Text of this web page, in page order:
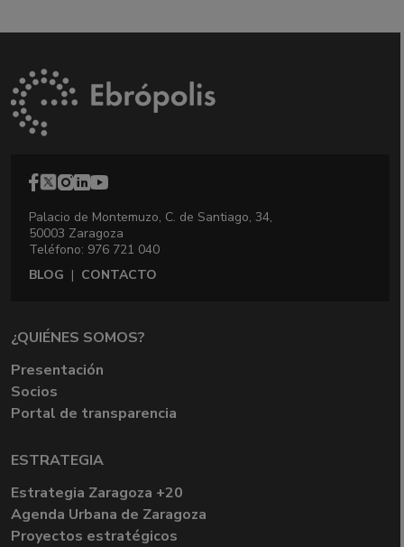
Palacio de Montemuzo, C. de Santiago, 34,
50003 Zaragoza
Teléfono: 976 721 040
BLOG | CONTACTO
¿QUIÉNES SOMOS?
Presentación
Socios
Portal de transparencia
ESTRATEGIA
Estrategia Zaragoza +20
Agenda Urbana de Zaragoza
Proyectos estratégicos